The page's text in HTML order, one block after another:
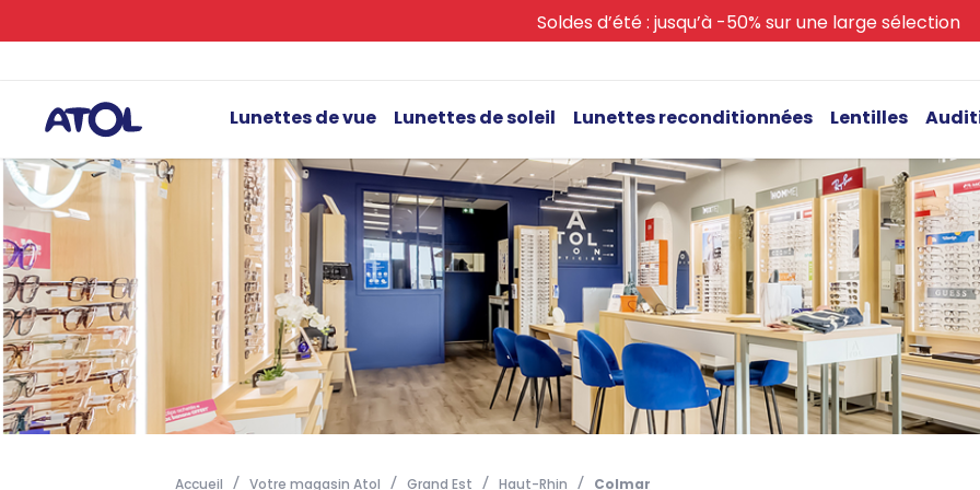
Soldes d’été : jusqu’à -50% sur une large sélection
Lunettes de vue Lunettes de soleil Lunettes reconditionnées Lentilles
Accueil Votre magasin Atol Grand Est Haut-Rhin Colmar